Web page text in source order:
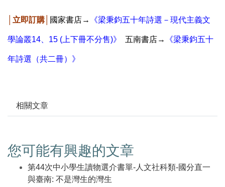
│立即訂購│ 國家書店→ 《梁秉鈞五十年詩選－現代主義文
學論叢14、15 (上下冊不分售)》 五南書店→ 《梁秉鈞五十
年詩選（共二冊）》
相關文章
您可能有興趣的文章
第44次中小學生讀物選介書單-人文社科類-國分直一
與臺南: 不是灣生的灣生